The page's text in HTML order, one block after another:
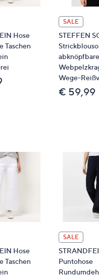
& Passform
/ 76 cm
Hose
Taschen
SALE
STEFFEN
Wege-
€ 59,99
Hose
Taschen
SALE
Puntohose